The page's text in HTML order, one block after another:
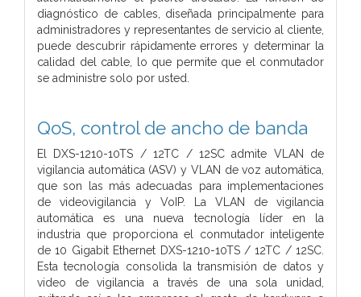
diagnóstico de cables, diseñada principalmente para
administradores y representantes de servicio al cliente,
puede descubrir rápidamente errores y determinar la
calidad del cable, lo que permite que el conmutador
se administre solo por usted.
QoS, control de ancho de banda
El DXS-1210-10TS / 12TC / 12SC admite VLAN de
vigilancia automática (ASV) y VLAN de voz automática,
que son las más adecuadas para implementaciones
de videovigilancia y VoIP. La VLAN de vigilancia
automática es una nueva tecnología líder en la
industria que proporciona el conmutador inteligente
de 10 Gigabit Ethernet DXS-1210-10TS / 12TC / 12SC.
Esta tecnología consolida la transmisión de datos y
video de vigilancia a través de una sola unidad,